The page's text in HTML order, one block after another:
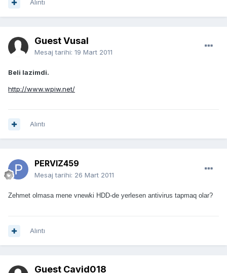
Alıntı
Guest Vusal
Mesaj tarihi: 19 Mart 2011
Beli lazimdi.
http://www.wpiw.net/
Alıntı
PERVIZ459
Mesaj tarihi: 26 Mart 2011
Zehmet olmasa mene vnewki HDD-de yerlesen antivirus tapmaq olar?
Alıntı
Guest Cavid018